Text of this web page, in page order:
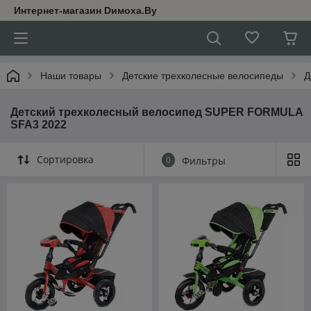
Интернет-магазин Dимoхa.By
Наши товары Детские трехколесные велосипеды
Детский трехколесный велосипед SUPER FORMULA
SFA3 2022
Сортировка 0 Фильтры